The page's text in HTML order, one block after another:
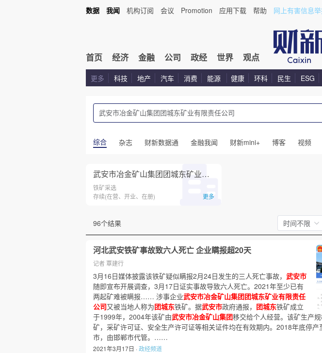
数据 我闻 机构订阅 会议 Promotion 应用下载 帮助 网上有害信息
首页 经济 金融 公司 政经 世界 观点
更多 科技 地产 汽车 消费 能源 健康 环科 民生 ESG
综合 杂志 财新数据通 金融我闻 财新mini+ 博客 视频
武安市冶金矿山集团团城东矿业有限责任公司
铁矿采选
存续(在营、开业、在册)
更多
96个结果 时间不限
河北武安铁矿事故致六人死亡 企业瞒报超20天
记者 覃建行
3月16日媒体披露该铁矿疑似瞒报2月24日发生的三人死亡事故， 武安市
随即宣布开展调查，3月17日证实事故导致六人死亡。2021年至少已有
两起矿难被瞒报…… 涉事企业武安市冶金矿山集团团城东矿业有限责任
公司又被当地人称为团城东铁矿。据武安市政府通报， 团城东铁矿成立
于1999年，2004年该矿由武安市冶金矿山集团移交给个人经营。该矿生产
矿，采矿许可证、安全生产许可证等相关证件均在有效期内。2018年底停产
市，由邯郸市代管。……
2021年3月17日 ·政经频道